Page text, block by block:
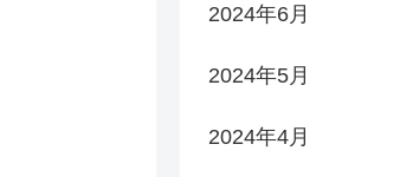
2024年6月
2024年5月
2024年4月